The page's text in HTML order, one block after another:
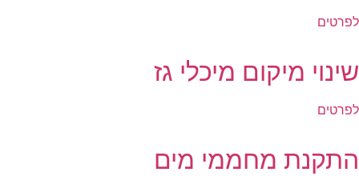
לפרטים
שינוי מיקום מיכלי גז
לפרטים
התקנת מחממי מים